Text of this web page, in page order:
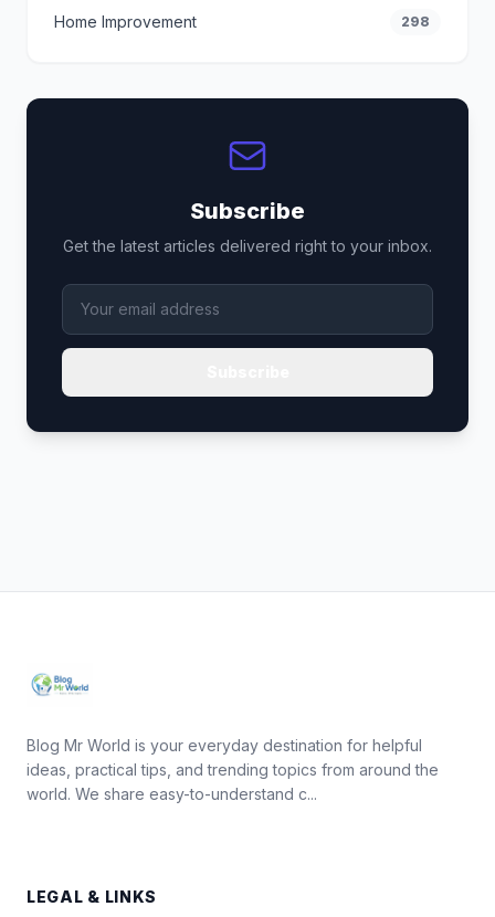
Home Improvement 298
Subscribe
Get the latest articles delivered right to your inbox.
Blog Mr World is your everyday destination for helpful
ideas, practical tips, and trending topics from around the
world. We share easy-to-understand c...
LEGAL & LINKS